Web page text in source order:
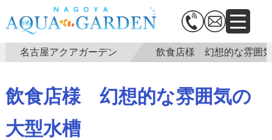
名古屋アクアガーデン 飲食店様 幻想的な雰囲
飲食店様 幻想的な雰囲気の
大型水槽